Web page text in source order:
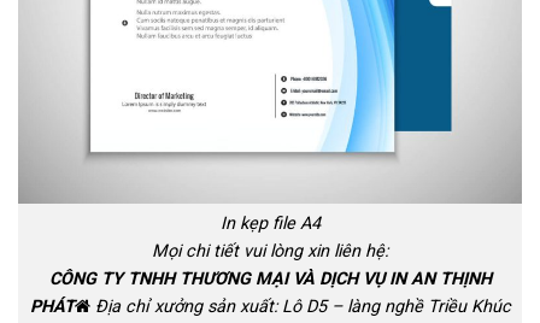
In kẹp file A4
Mọi chi tiết vui lòng xin liên hệ:
CÔNG TY TNHH THƯƠNG MẠI VÀ DỊCH VỤ IN AN THỊNH
PHÁT
Địa chỉ xưởng sản xuất: Lô D5 – làng nghề Triều Khúc